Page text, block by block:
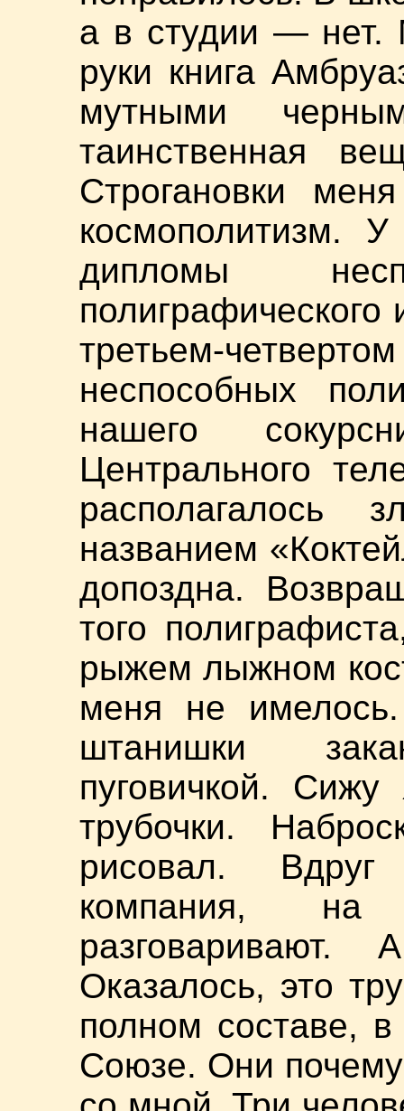
а в студии — нет.
руки книга
мутными
таинственная
Строгановки
космополитизм.
дипломы
третьем-
неспособных
нашего
Центрального
располагалось
названием
допоздна.
того
рыжем лыжном
меня не
штанишки
пуговичкой.
трубочки.
рисовал. Вдруг
компания, на
Оказалось, это
полном составе,
Союзе. Они